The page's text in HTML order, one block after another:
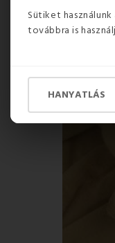
Sütiket
továbbra is
HANYATLÁS